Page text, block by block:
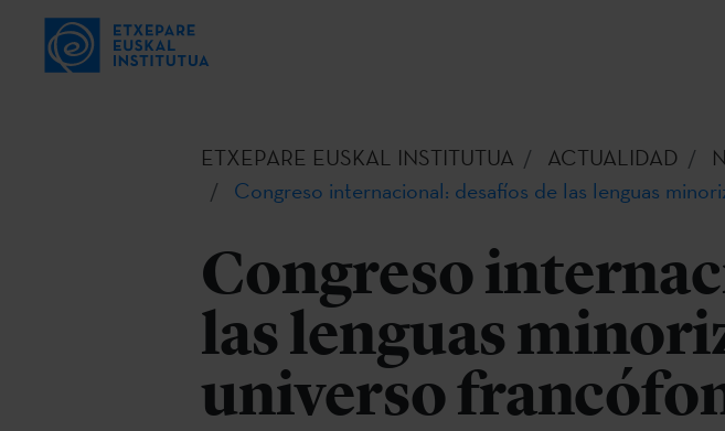
ETXEPARE EUSKAL INSTITUTUA ACTUALIDAD
Congreso internacional: desafíos de las lenguas
Congreso
las lenguas
universo